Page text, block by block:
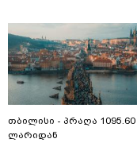
თბილისი - პრაღა 1095.60
ლარიდან